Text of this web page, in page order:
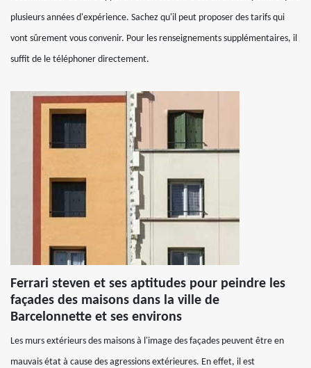
plusieurs années d'expérience. Sachez qu'il peut proposer des tarifs qui
vont sûrement vous convenir. Pour les renseignements supplémentaires, il
suffit de le téléphoner directement.
Ferrari steven et ses aptitudes pour peindre les
façades des maisons dans la ville de
Barcelonnette et ses environs
Les murs extérieurs des maisons à l'image des façades peuvent être en
mauvais état à cause des agressions extérieures. En effet, il est